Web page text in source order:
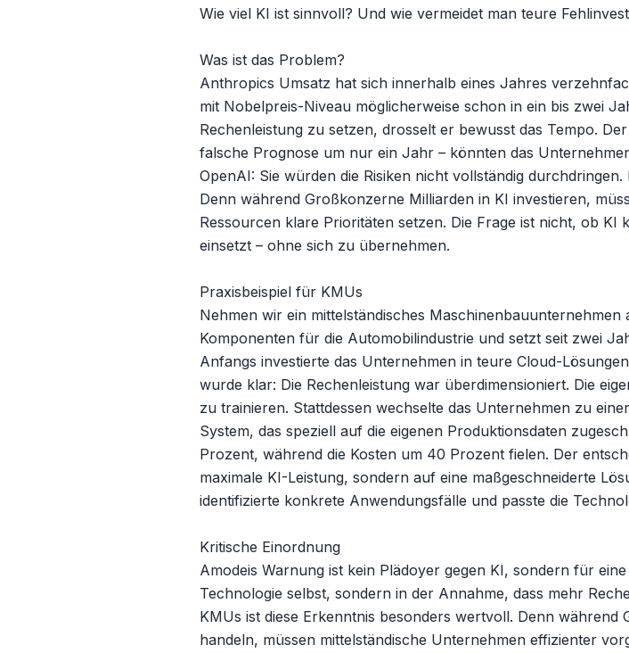
Wie viel KI ist sinnvoll? Und wie vermeidet man teure
Was ist das Problem?
Anthropics Umsatz hat sich innerhalb eines Jahres
mit Nobelpreis-Niveau möglicherweise schon in ein bis zwei
Rechenleistung zu setzen, drosselt er bewusst das Tempo.
falsche Prognose um nur ein Jahr – könnten das
OpenAI: Sie würden die Risiken nicht vollständig
Denn während Großkonzerne Milliarden in KI investieren,
Ressourcen klare Prioritäten setzen. Die Frage ist nicht, ob
einsetzt – ohne sich zu übernehmen.
Praxisbeispiel für KMUs
Nehmen wir ein mittelständisches
Komponenten für die Automobilindustrie und setzt seit zwei
Anfangs investierte das Unternehmen in teure Cloud-
wurde klar: Die Rechenleistung war überdimensioniert. Die
zu trainieren. Stattdessen wechselte das Unternehmen zu
System, das speziell auf die eigenen Produktionsdaten
Prozent, während die Kosten um 40 Prozent fielen. Der
maximale KI-Leistung, sondern auf eine maßgeschneiderte
identifizierte konkrete Anwendungsfälle und passte die
Kritische Einordnung
Amodeis Warnung ist kein Plädoyer gegen KI, sondern für
Technologie selbst, sondern in der Annahme, dass mehr
KMUs ist diese Erkenntnis besonders wertvoll. Denn
handeln, müssen mittelständische Unternehmen effizienter